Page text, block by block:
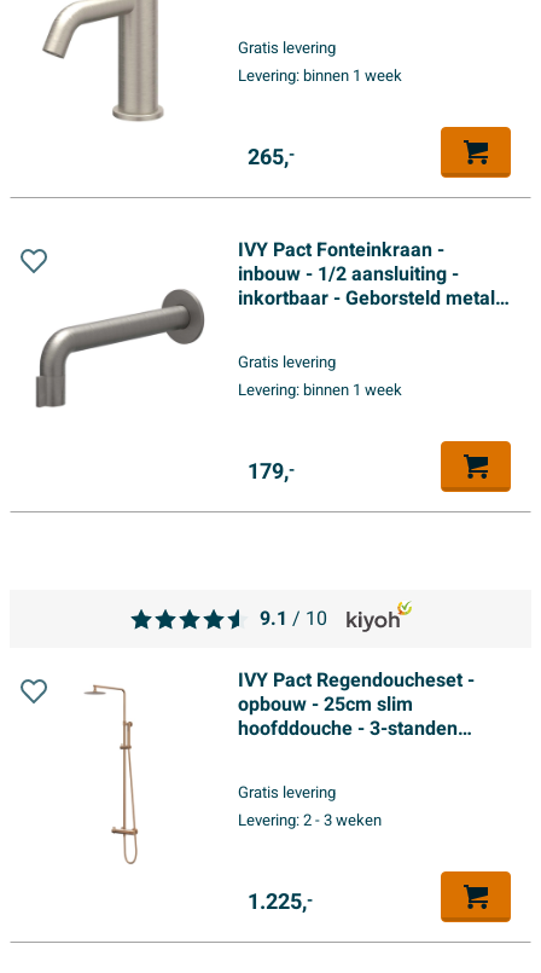
Gratis levering
Levering:binnen 1 week
265,-
IVY Pact Fonteinkraan -
inbouw - 1/2 aansluiting -
inkortbaar - Geborsteld metal
Gratis levering
Levering:binnen 1 week
179,-
IVY Pact Regendoucheset -
opbouw - 25cm slim
hoofddouche - 3-standen
Gratis levering
Levering:2 - 3 weken
1.225,-
9.1 / 10